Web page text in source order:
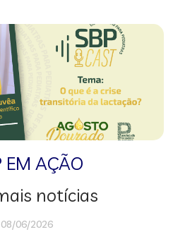
EM AÇÃO
notícias
08/06/2026